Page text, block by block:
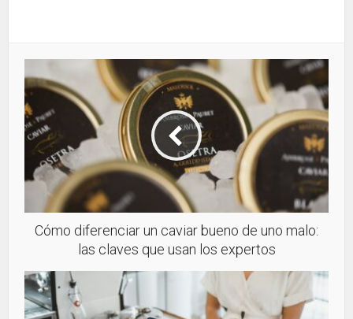
Cómo diferenciar un caviar bueno de uno malo:
las claves que usan los expertos